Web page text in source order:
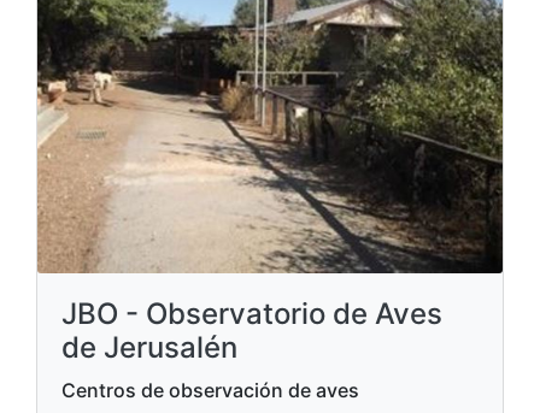
JBO - Observatorio de Aves
de Jerusalén
Centros de observación de aves